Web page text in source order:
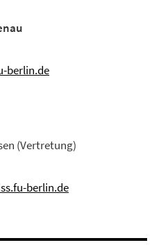
berlin.de
(Vertretung)
berlin.de